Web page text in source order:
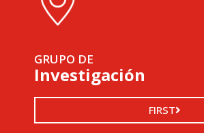
GRUPO DE
Investigación
FIRST